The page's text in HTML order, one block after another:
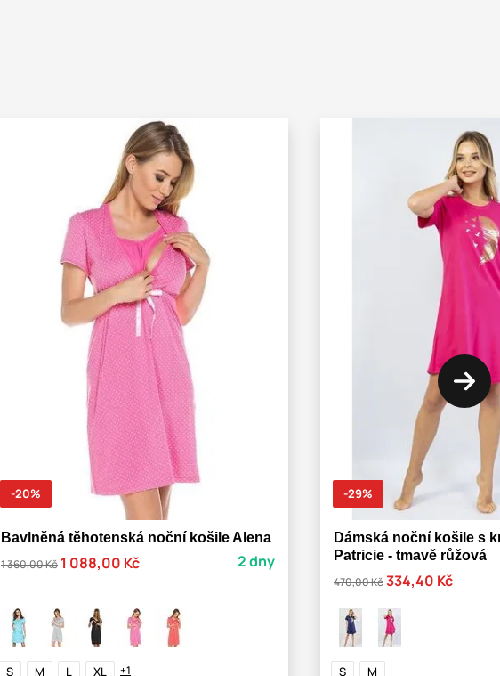
-20%
Bavlněná těhotenská noční košile Alena
1 360,00 Kč 1 088,00 Kč 2 dny
S M L XL +1
-29%
Dámská noční košile s
Patricie - tmavě růžová
470,00 Kč334,40 Kč
S M